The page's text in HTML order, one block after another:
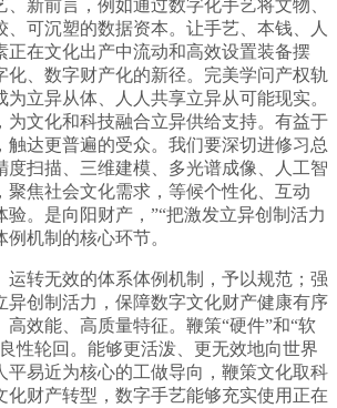
新前言，例如通过数字化手艺将文物、
、可沉塑的数据资本。让手艺、本钱、人
正在文化出产中流动和高效设置装备摆
化、数字财产化的新径。完美学问产权轨
立异从体、人人共享立异从可能现实。
为文化和科技融合立异供给支持。有益于
触达更普遍的受众。我们要深切进修习总
度扫描、三维建模、多光谱成像、人工智
聚焦社会文化需求，等候个性化、互动
验。是向阳财产，”“把激发立异创制活力
机制的核心环节。
转无效的体系体例机制，予以规范；强
异创制活力，保障数字文化财产健康有序
高效能、高质量特征。鞭策“硬件”和“软
性轮回。能够更活泼、更无效地向世界
平易近为核心的工做导向，鞭策文化取科
化财产转型，数字手艺能够充实使用正在